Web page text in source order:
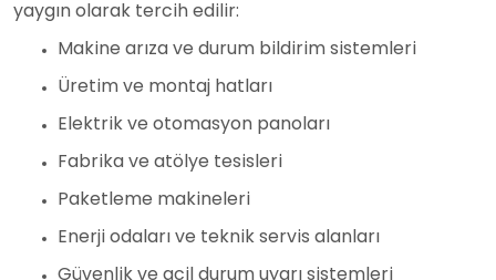
yaygın olarak tercih edilir:
Makine arıza ve durum bildirim sistemleri
Üretim ve montaj hatları
Elektrik ve otomasyon panoları
Fabrika ve atölye tesisleri
Paketleme makineleri
Enerji odaları ve teknik servis alanları
Güvenlik ve acil durum uyarı sistemleri